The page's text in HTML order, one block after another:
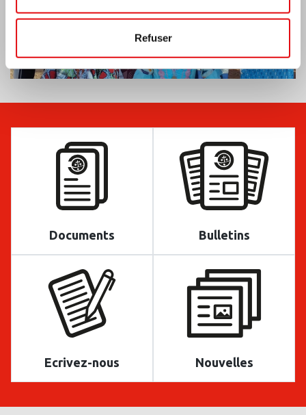
Refuser
Documents Bulletins
Ecrivez-nous Nouvelles